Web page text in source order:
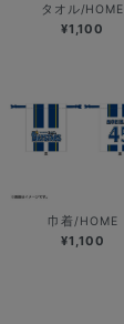
タオル/HOME
¥1,100
巾着/HOME
¥1,100